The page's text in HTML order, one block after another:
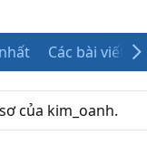
Các bài viết
của kim_oanh.